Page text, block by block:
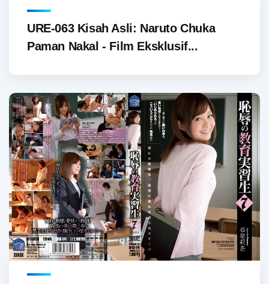
URE-063 Kisah Asli: Naruto Chuka
Paman Nakal - Film Eksklusif...